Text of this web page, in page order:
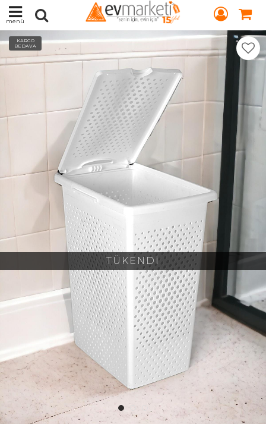
menü
TÜKENDİ
KARGO
BEDAVA